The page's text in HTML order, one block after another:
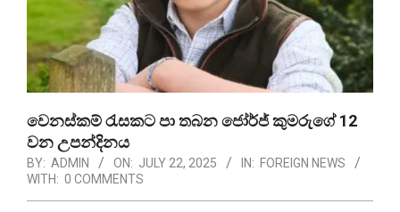
වෙනස්කම් රැසකට පා තබන ජෝර්ජ් කුමරුගේ 12
වන උපන්දිනය
BY: ADMIN ON: JULY 22, 2025 IN: FOREIGN NEWS
WITH: 0 COMMENTS